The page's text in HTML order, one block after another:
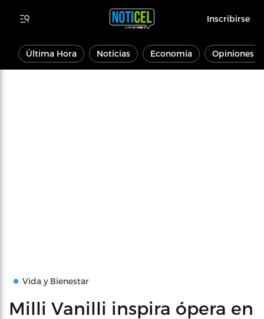
Inscribirse
Última Hora Noticias Economía Opiniones
Vida y Bienestar
Milli Vanilli inspira ópera en